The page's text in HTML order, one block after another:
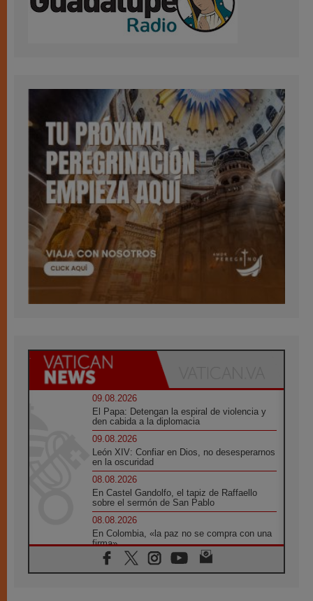
09.08.2026
El Papa: Detengan la espiral de violencia y
den cabida a la diplomacia
09.08.2026
León XIV: Confiar en Dios, no desesperarnos
en la oscuridad
08.08.2026
En Castel Gandolfo, el tapiz de Raffaello
sobre el sermón de San Pablo
08.08.2026
En Colombia, «la paz no se compra con una
firma»
08.08.2026
En Venezuela celebraron los 416 años del